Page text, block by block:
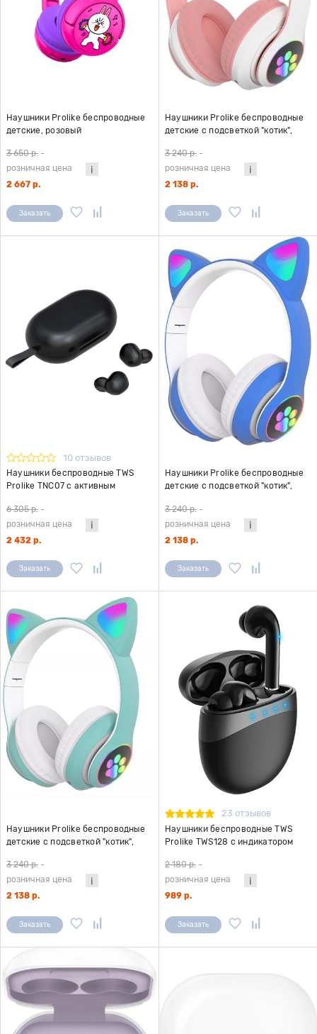
Наушники Prolike беспроводные
детские, розовый
3 650 р. -
розничная цена
2 667 р.
Заказать
Наушники Prolike беспроводные
детские с подсветкой "котик",
3 240 р. -
розничная цена
2 138 р.
Заказать
10 отзывов
Наушники беспроводные TWS
Prolike TNC07 с активным
6 305 р. -
розничная цена
2 432 р.
Заказать
Наушники Prolike беспроводные
детские с подсветкой "котик",
3 240 р. -
розничная цена
2 138 р.
Заказать
Наушники Prolike беспроводные
детские с подсветкой "котик",
3 240 р. -
розничная цена
2 138 р.
Заказать
23 отзывов
Наушники беспроводные TWS
Prolike TWS128 с индикатором
2 180 р. -
розничная цена
989 р.
Заказать